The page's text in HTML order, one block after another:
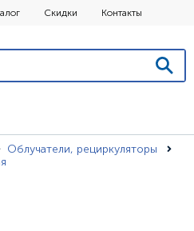
Скидки Контакты
Облучатели, рециркуляторы